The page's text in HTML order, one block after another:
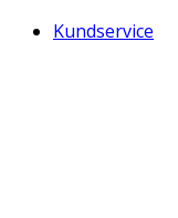
Kundservice